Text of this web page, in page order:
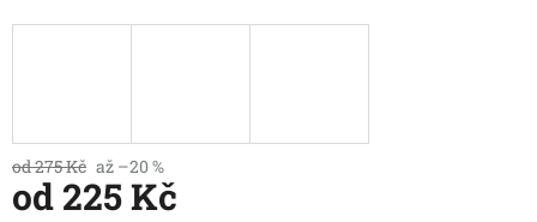
od 275 Kč až –20 %
od 225 Kč